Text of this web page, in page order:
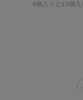
6個入りと12個入